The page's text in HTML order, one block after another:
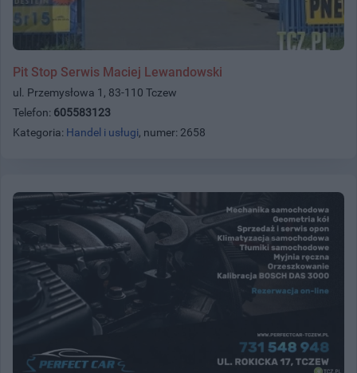
Pit Stop Serwis Maciej Lewandowski
ul. Przemysłowa 1, 83-110 Tczew
Telefon: 605583123
Kategoria: Handel i usługi, numer: 2658